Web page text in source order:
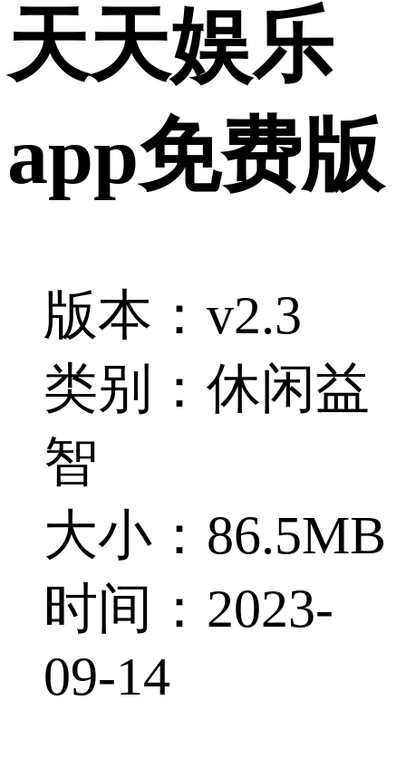
天天娱乐
app免费版
版本：v2.3
类别：休闲益
智
大小：86.5MB
时间：2023-
09-14